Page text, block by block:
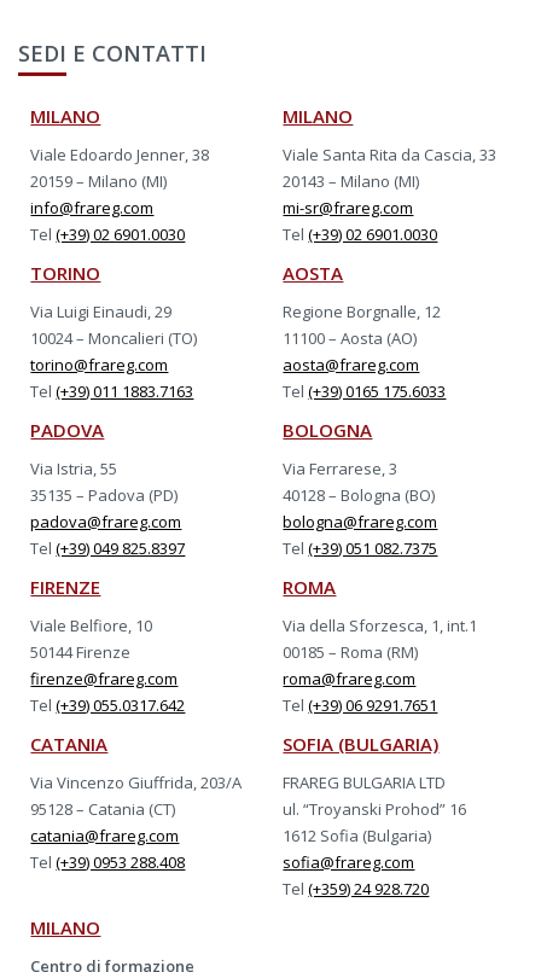
SEDI E CONTATTI
MILANO
Viale Edoardo Jenner, 38
20159 – Milano (MI)
info@frareg.com
Tel(+39) 02 6901.0030
MILANO
Viale Santa Rita da Cascia, 33
20143 – Milano (MI)
mi-sr@frareg.com
Tel(+39) 02 6901.0030
TORINO
Via Luigi Einaudi, 29
10024 – Moncalieri (TO)
torino@frareg.com
Tel(+39) 011 1883.7163
AOSTA
Regione Borgnalle, 12
11100 – Aosta (AO)
aosta@frareg.com
Tel(+39) 0165 175.6033
PADOVA
Via Istria, 55
35135 – Padova (PD)
padova@frareg.com
Tel(+39) 049 825.8397
BOLOGNA
Via Ferrarese, 3
40128 – Bologna (BO)
bologna@frareg.com
Tel(+39) 051 082.7375
FIRENZE
Viale Belfiore, 10
50144 Firenze
firenze@frareg.com
Tel(+39) 055.0317.642
ROMA
Via della Sforzesca, 1, int.1
00185 – Roma (RM)
roma@frareg.com
Tel(+39) 06 9291.7651
CATANIA
Via Vincenzo Giuffrida, 203/A
95128 – Catania (CT)
catania@frareg.com
Tel(+39) 0953 288.408
SOFIA (BULGARIA)
FRAREG BULGARIA LTD
ul. “Troyanski Prohod” 16
1612 Sofia (Bulgaria)
sofia@frareg.com
Tel(+359) 24 928.720
MILANO
Centro di formazione